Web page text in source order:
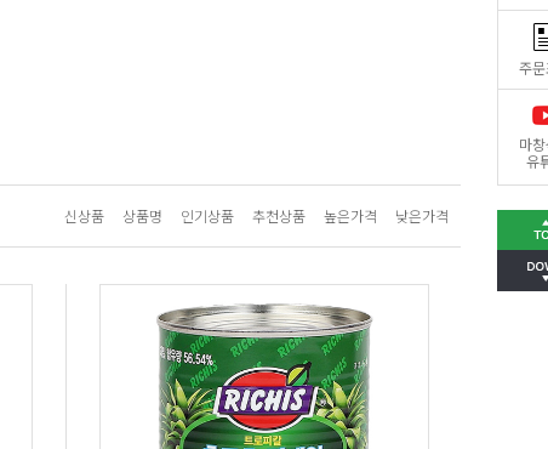
주
마
유
신상품 상품명 인기상품 추천상품 높은가격 낮은가격